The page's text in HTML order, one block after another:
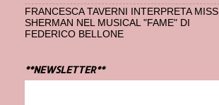
FRANCESCA TAVERNI INTERPRETA MISS
SHERMAN NEL MUSICAL "FAME" DI
FEDERICO BELLONE
**NEWSLETTER**